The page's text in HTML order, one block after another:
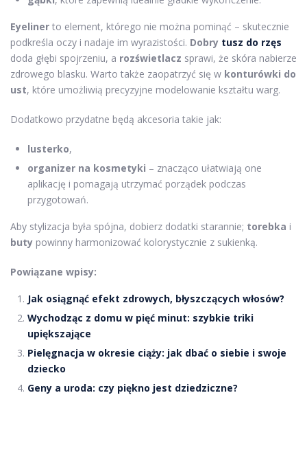
Eyeliner to element, którego nie można pominąć – skutecznie
podkreśla oczy i nadaje im wyrazistości. Dobry tusz do rzęs
doda głębi spojrzeniu, a rozświetlacz sprawi, że skóra nabierze
zdrowego blasku. Warto także zaopatrzyć się w konturówki do
ust, które umożliwią precyzyjne modelowanie kształtu warg.
Dodatkowo przydatne będą akcesoria takie jak:
lusterko,
organizer na kosmetyki – znacząco ułatwiają one
aplikację i pomagają utrzymać porządek podczas
przygotowań.
Aby stylizacja była spójna, dobierz dodatki starannie; torebka i
buty powinny harmonizować kolorystycznie z sukienką.
Powiązane wpisy:
Jak osiągnąć efekt zdrowych, błyszczących włosów?
Wychodząc z domu w pięć minut: szybkie triki
upiększające
Pielęgnacja w okresie ciąży: jak dbać o siebie i swoje
dziecko
Geny a uroda: czy piękno jest dziedziczne?